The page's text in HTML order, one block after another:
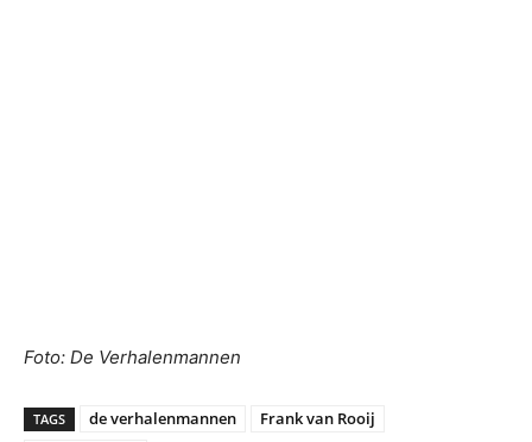
Foto: De Verhalenmannen
TAGS de verhalenmannen
Frank van Rooij